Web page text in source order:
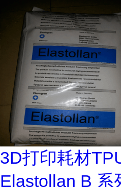
3D打印耗材
Elastollan B 系